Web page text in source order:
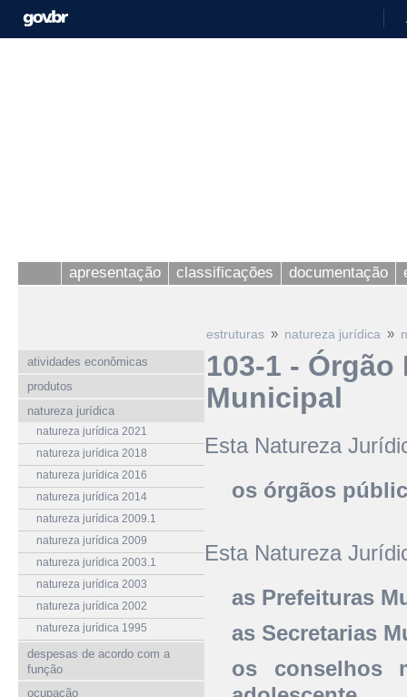
apresentação classificações documentação
atividades econômicas
produtos
natureza jurídica
natureza jurídica 2021
natureza jurídica 2018
natureza jurídica 2016
natureza jurídica 2014
natureza jurídica 2009.1
natureza jurídica 2009
natureza jurídica 2003.1
natureza jurídica 2003
natureza jurídica 2002
natureza jurídica 1995
despesas de acordo com a
função
ocupação
estruturas » natureza jurídica »
103-1 -
Municipal
Esta Natureza
os órgãos
Esta Natureza
as Prefeituras
as Secretarias
os conselhos